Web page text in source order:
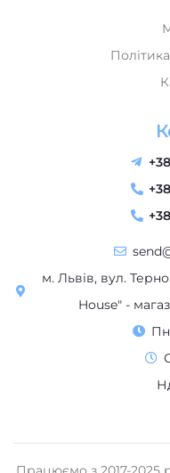
м. Львів, вул.
House" -